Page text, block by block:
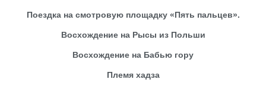
Поездка на смотровую площадку «Пять пальцев».
Восхождение на Рысы из Польши
Восхождение на Бабью гору
Племя хадза